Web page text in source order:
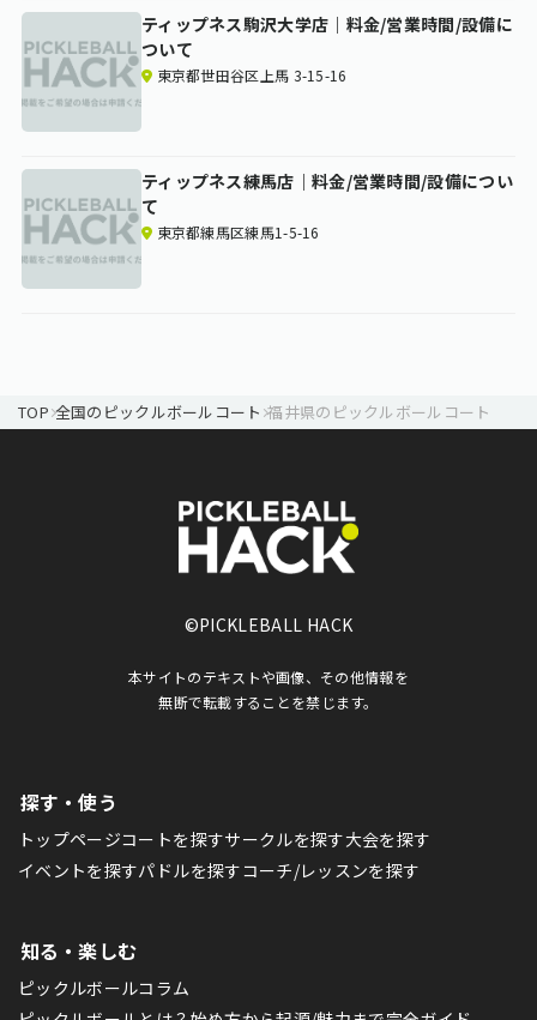
ティップネス駒沢大学店｜料金/営業時間/設備に
ついて
東京都世田谷区上馬 3-15-16
ティップネス練馬店｜料金/営業時間/設備につい
て
東京都練馬区練馬1-5-16
TOP 全国のピックルボールコート 福井県のピックルボールコート
©PICKLEBALL HACK
本サイトのテキストや画像、その他情報を
無断で転載することを禁じます。
探す・使う
トップページコートを探すサークルを探す大会を探す
イベントを探すパドルを探すコーチ/レッスンを探す
知る・楽しむ
ピックルボールコラム